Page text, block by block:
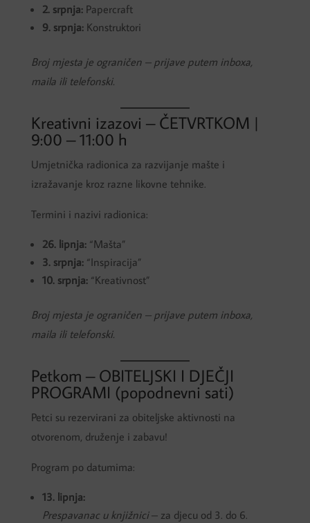
2. srpnja:Papercraft
9. srpnja:Konstruktori
Broj mjesta je ograničen – prijave putem inboxa,
maila ili telefonski.
Kreativni izazovi – ČETVRTKOM |
9:00 – 11:00 h
Umjetnička radionica za razvijanje mašte i
izražavanje kroz razne likovne tehnike.
Termini i nazivi radionica:
26. lipnja:“Mašta”
3. srpnja:“Inspiracija”
10. srpnja:“Kreativnost”
Broj mjesta je ograničen – prijave putem inboxa,
maila ili telefonski.
Petkom – OBITELJSKI I DJEČJI
PROGRAMI (popodnevni sati)
Petci su rezervirani za obiteljske aktivnosti na
otvorenom, druženje i zabavu!
Program po datumima:
13. lipnja:
Prespavanac u knjižnici– za djecu od 3. do 6.